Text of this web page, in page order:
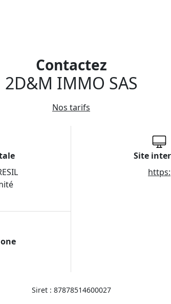
Contactez
2D&M IMMO SAS
Nos tarifs
Site
https:
Siret : 87878514600027